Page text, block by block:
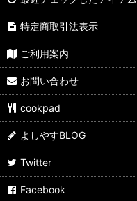
スパイス・ふりかけ
飲料
サイドメニュー
よしやすフェス
特定商取引法表示
ご利用案内
お問い合わせ
cookpad
よしやすBLOG
Twitter
Facebook